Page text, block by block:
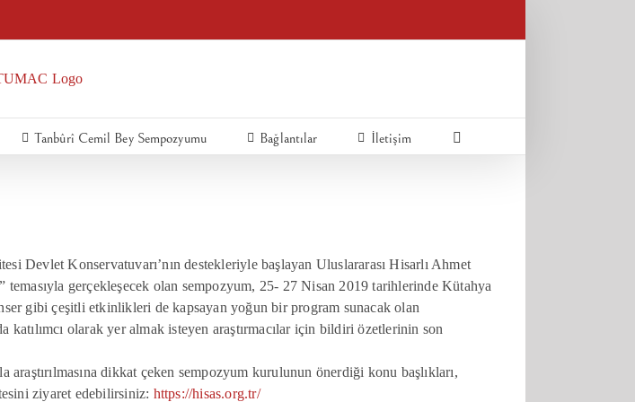
Tanbûrî Cemil Bey Sempozyumu Bağlantılar İletişim
Devlet Konservatuvarı’nın destekleriyle başlayan Uluslararası Hisarlı Ahmet
gerçekleşecek olan sempozyum, 25- 27 Nisan 2019 tarihlerinde Kütahya
gibi çeşitli etkinlikleri de kapsayan yoğun bir program sunacak olan
olarak yer almak isteyen araştırmacılar için bildiri özetlerinin son
dikkat çeken sempozyum kurulunun önerdiği konu başlıkları,
ziyaret edebilirsiniz: https://hisas.org.tr/